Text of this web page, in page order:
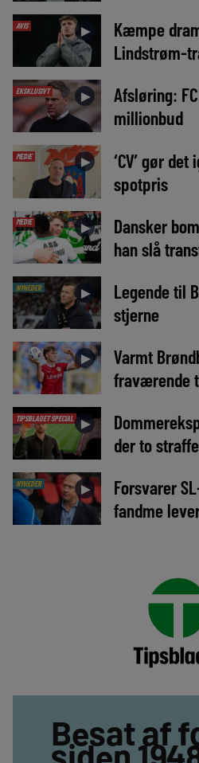
AVIS ►
Kæmpe
Lindstrøm-
EKSKLUSIVT ►
Afsløring:
millionbud
MEDIE ►
‘CV’ gør
spotpris
MEDIE ►
Dansker
han slå
NYHEDER ►
Legende til
stjerne
►
Varmt
fraværende
TIPSBLADET SPECIAL ►
der to
NYHEDER ►
Forsvarer
fandme
Besat af